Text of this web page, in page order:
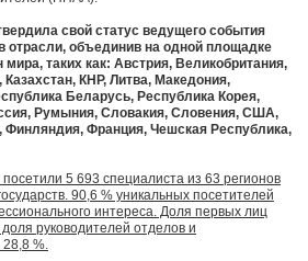
свой статус ведущего события
отрасли, объединив на одной площадке
мира, таких как: Австрия, Великобритания,
КНР, Литва, Македония,
Беларусь, Республика Корея,
Румыния, Словакия, Словения, США,
Финляндия, Франция, Чешская Республика,
5 693 специалиста из 63 регионов
90,6 % уникальных посетителей
интереса. Доля первых лиц
руководителей отделов и
28,8 %.